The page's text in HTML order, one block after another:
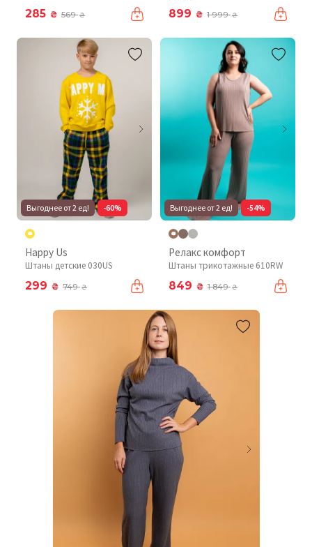
285 ₴ 569₴ 899 ₴ 1 999₴
Выгоднее от 2 ед! -60%
Happy Us
Штаны детские 030US
299 ₴ 749₴
Выгоднее от 2 ед! -54%
Релакс комфорт
Штаны трикотажные 610RW
849 ₴ 1 849₴